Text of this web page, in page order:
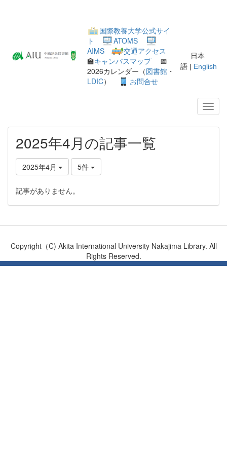
国際教養大学公式サイ
ト
ATOMS
AIMS
交通アクセス
🏫キャンパスマップ📅
2026カレンダー（図書館 ・
LDIC） お問合せ
日本
語 | English
2025年4月の記事一覧
2025年4月 5件
記事がありません。
Copyright（C) Akita International University Nakajima Library. All
Rights Reserved.